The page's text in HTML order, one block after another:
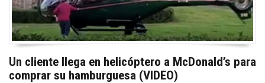
Un cliente llega en helicóptero a McDonald’s para
comprar su hamburguesa (VIDEO)